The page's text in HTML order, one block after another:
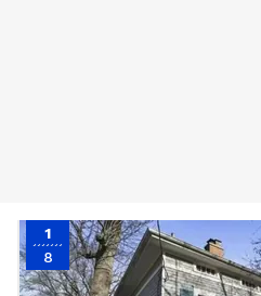
1
8